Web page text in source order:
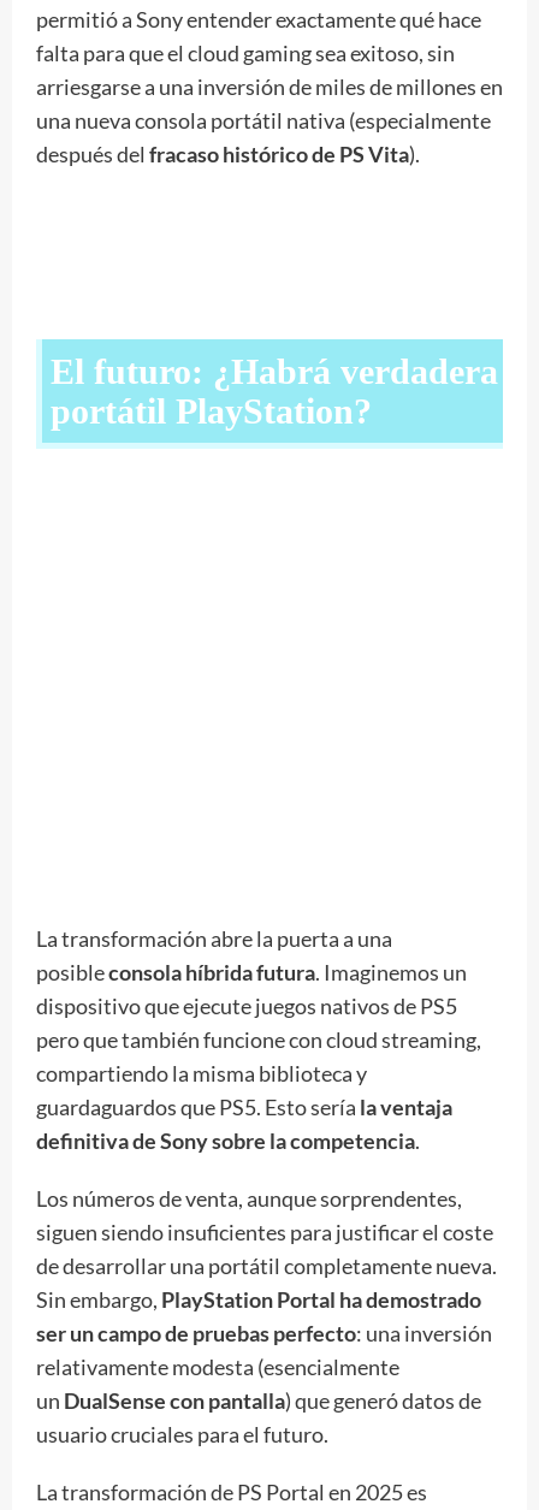
permitió a Sony entender exactamente qué hace
falta para que el cloud gaming sea exitoso, sin
arriesgarse a una inversión de miles de millones en
una nueva consola portátil nativa (especialmente
después del fracaso histórico de PS Vita).
El futuro: ¿Habrá verdadera
portátil PlayStation?
La transformación abre la puerta a una
posibleconsola híbrida futura. Imaginemos un
dispositivo que ejecute juegos nativos de PS5
pero que también funcione con cloud streaming,
compartiendo la misma biblioteca y
guardaguardos que PS5. Esto sería la ventaja
definitiva de Sony sobre la competencia.
Los números de venta, aunque sorprendentes,
siguen siendo insuficientes para justificar el coste
de desarrollar una portátil completamente nueva.
Sin embargo, PlayStation Portal ha demostrado
ser un campo de pruebas perfecto: una inversión
relativamente modesta (esencialmente
un DualSense con pantalla) que generó datos de
usuario cruciales para el futuro.
La transformación de PS Portal en 2025 es